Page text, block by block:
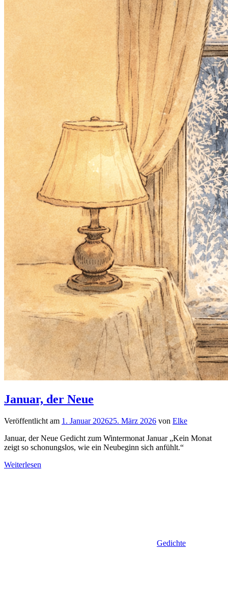
Januar, der Neue
Veröffentlicht am 1. Januar 202625. März 2026 von Elke
Januar, der Neue Gedicht zum Wintermonat Januar „Kein Monat
zeigt so schonungslos, wie ein Neubeginn sich anfühlt.“
Weiterlesen
Gedichte